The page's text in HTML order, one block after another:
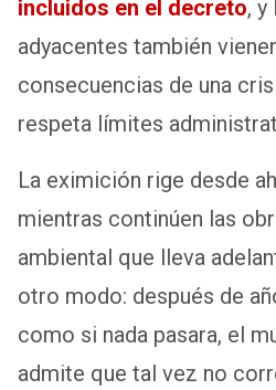
incluidos en el decreto, y
adyacentes también
consecuencias de una
respeta límites
La eximición rige desde
mientras continúen las
ambiental que lleva
otro modo: después de
como si nada pasara, el
admite que tal vez no